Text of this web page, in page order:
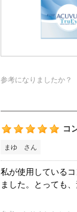
参考になりましたか？
コ
まゆ さん
私が使用している
ました。とっても